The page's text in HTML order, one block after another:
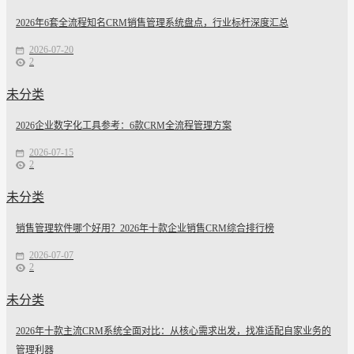
2026年6套全流程知名CRM销售管理系统盘点，行业标杆深度汇总
2026-07-20
2
未分类
2026企业数字化工具参考：6款CRM全流程管理方案
2026-07-15
2
未分类
销售管理软件哪个好用？2026年十款企业销售CRM综合排行榜
2026-07-07
2
未分类
2026年十款主流CRM系统全面对比：从核心需求出发，找准适配自家业务的
管理利器